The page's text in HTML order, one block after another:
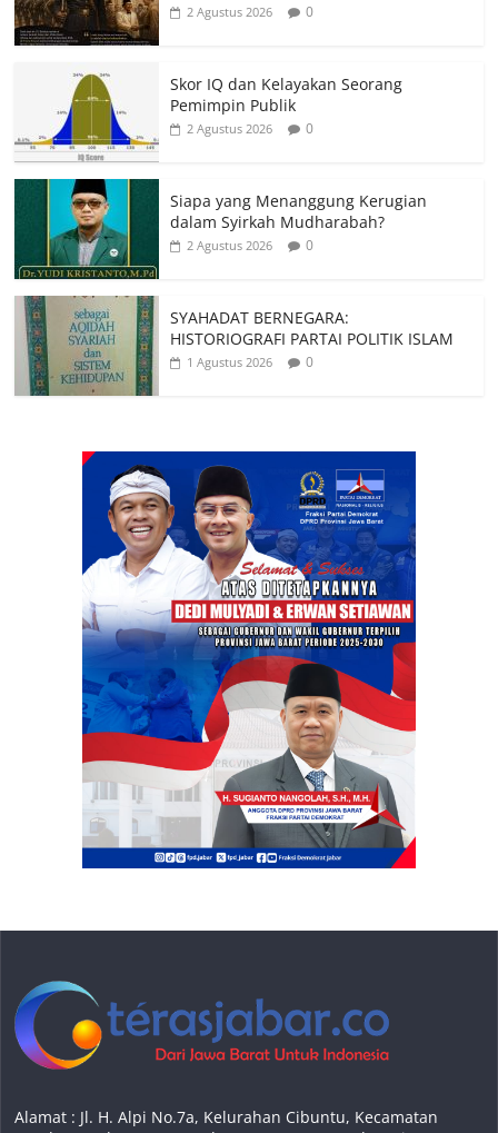
2 Agustus 2026 0
Skor IQ dan Kelayakan Seorang
Pemimpin Publik
2 Agustus 2026 0
Siapa yang Menanggung Kerugian
dalam Syirkah Mudharabah?
2 Agustus 2026 0
SYAHADAT BERNEGARA:
HISTORIOGRAFI PARTAI POLITIK ISLAM
1 Agustus 2026 0
Alamat : Jl. H. Alpi No.7a, Kelurahan Cibuntu, Kecamatan